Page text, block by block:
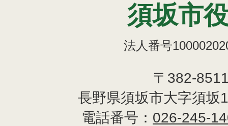
須坂市
法人番号
〒382-
長野県須坂市大字須坂
電話番号： 026-245-